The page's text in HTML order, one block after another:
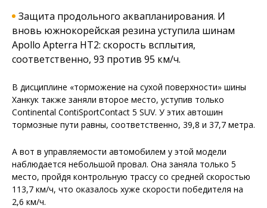
Защита продольного аквапланирования. И
вновь южнокорейская резина уступила шинам
Apollo Apterra HT2: скорость всплытия,
соответственно, 93 против 95 км/ч.
В дисциплине «торможение на сухой поверхности» шины
Ханкук также заняли второе место, уступив только
Continental ContiSportContact 5 SUV. У этих автошин
тормозные пути равны, соответственно, 39,8 и 37,7 метра.
А вот в управляемости автомобилем у этой модели
наблюдается небольшой провал. Она заняла только 5
место, пройдя контрольную трассу со средней скоростью
113,7 км/ч, что оказалось хуже скорости победителя на
2,6 км/ч.